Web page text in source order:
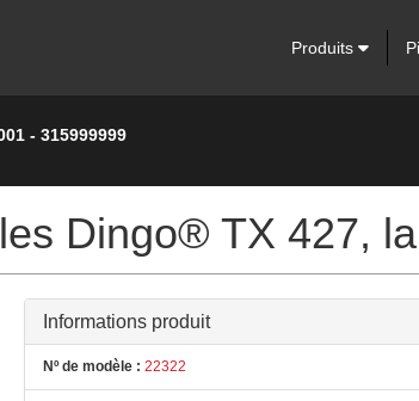
Produits
- 315999999
Dingo® TX 427,
Informations produit
Nº de modèle : 22322